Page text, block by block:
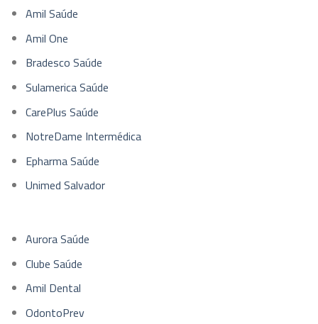
Amil Saúde
Amil One
Bradesco Saúde
Sulamerica Saúde
CarePlus Saúde
NotreDame Intermédica
Epharma Saúde
Unimed Salvador
Aurora Saúde
Clube Saúde
Amil Dental
OdontoPrev